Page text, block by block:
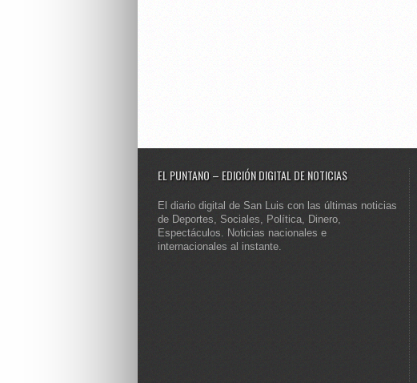
EL PUNTANO – EDICIÓN DIGITAL DE NOTICIAS
El diario digital de San Luis con las últimas noticias
de Deportes, Sociales, Política, Dinero,
Espectáculos. Noticias nacionales e
internacionales al instante.